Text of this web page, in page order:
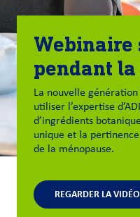
Webinaire
pendant
La nouvelle
utiliser l’expertise
d’ingrédients
unique et la
de la ménopause.
REGARDER LA VIDÉO